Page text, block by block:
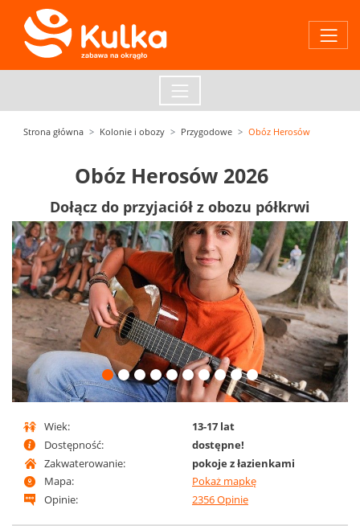
Strona główna Kolonie i obozy Przygodowe Obóz Herosów
Obóz Herosów 2026
Dołącz do przyjaciół z obozu półkrwi
Wiek:
13-17 lat
Dostępność:
dostępne!
Zakwaterowanie:
pokoje z łazienkami
Mapa:
Pokaż mapkę
Opinie:
2356 Opinie